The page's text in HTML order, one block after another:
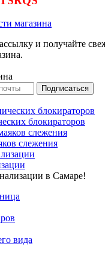
магазина
и получайте
блокираторов
слежения
в Самаре!
вида